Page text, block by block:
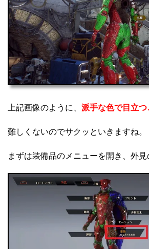
上記画像のように、 派手な色で目立つ
難しくないのでサクッといきますね。
まずは装備品のメニューを開き、外見